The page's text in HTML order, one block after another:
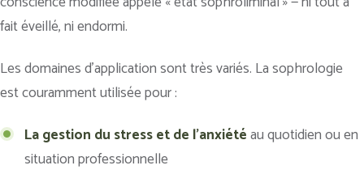
fait éveillé, ni endormi.
Les domaines d’application sont très variés. La sophrologie
est couramment utilisée pour :
La gestion du stress et de l’anxiétéau quotidien ou en
situation professionnelle